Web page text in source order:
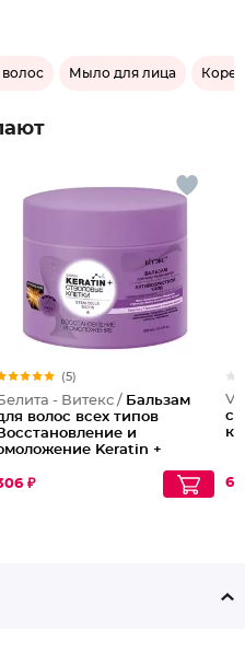
Мыло для лица
(5)
- Витекс / Бальзам
волос всех типов
Восстановление и
Keratin +
₽